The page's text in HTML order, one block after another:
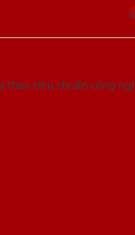
tiêu chuẩn công